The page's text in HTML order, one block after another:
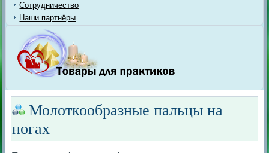
Сотрудничество
Наши партнёры
Молоткообразные пальцы на
ногах